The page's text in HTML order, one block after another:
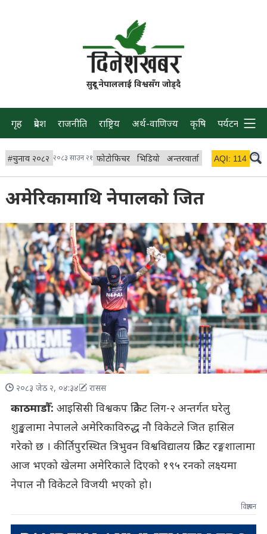
सुदूर नेपाललाई विश्वसँग जोड्दै
गृह प्रदेश राजनीति राष्ट्रिय अर्थ-वाणिज्य कृषि पर्यटन प्रवास
#चुनाव २०८२ २०८३ साउन २१ फोटोफिचर भिडियो अन्तरवार्ता विचार/ब्लग
AQI: 114
अमेरिकामाथि नेपालको जित
२०८३ जेठ २, ०४:३४ रासस
काठमाडौँ: आइसिसी विश्वकप क्रिकेट लिग-२ अन्तर्गत घरेलु
शुङ्खलामा नेपालले अमेरिकाविरुद्ध नौ विकेटले जित हासिल
गरेको छ । कीर्तिपुरस्थित त्रिभुवन विश्वविद्यालय क्रिकेट रङ्गशालामा
आज भएको खेलमा अमेरिकाले दिएको १९५ रनको लक्ष्यमा
नेपाल नौ विकेटले विजयी भएको हो।
विज्ञापन